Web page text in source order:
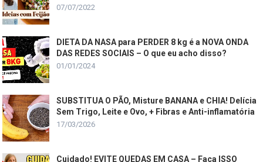
07/07/2022
DIETA DA NASA para PERDER 8 kg é a NOVA ONDA
DAS REDES SOCIAIS – O que eu acho disso?
01/01/2024
SUBSTITUA O PÃO, Misture BANANA e CHIA! Delícia
Sem Trigo, Leite e Ovo, + Fibras e Anti-inflamatória
17/03/2026
Cuidado! EVITE QUEDAS EM CASA – Faça ISSO